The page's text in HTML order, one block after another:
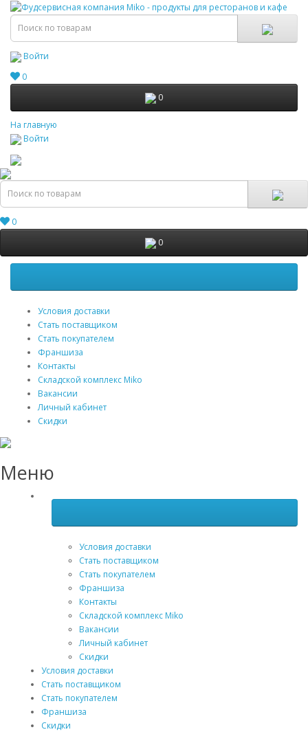
Войти
0
0
На главную
Войти
0
0
Условия доставки
Стать поставщиком
Стать покупателем
Франшиза
Контакты
Складской комплекс Miko
Вакансии
Личный кабинет
Скидки
Меню
Условия доставки
Стать поставщиком
Стать покупателем
Франшиза
Контакты
Складской комплекс Miko
Вакансии
Личный кабинет
Скидки
Условия доставки
Стать поставщиком
Стать покупателем
Франшиза
Скидки